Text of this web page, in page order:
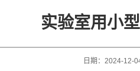
实验室用小
2024-12-
日期：